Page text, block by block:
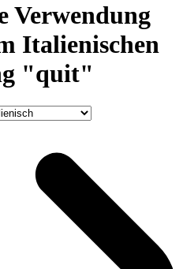
Verwendung
Italienischen
"quit"